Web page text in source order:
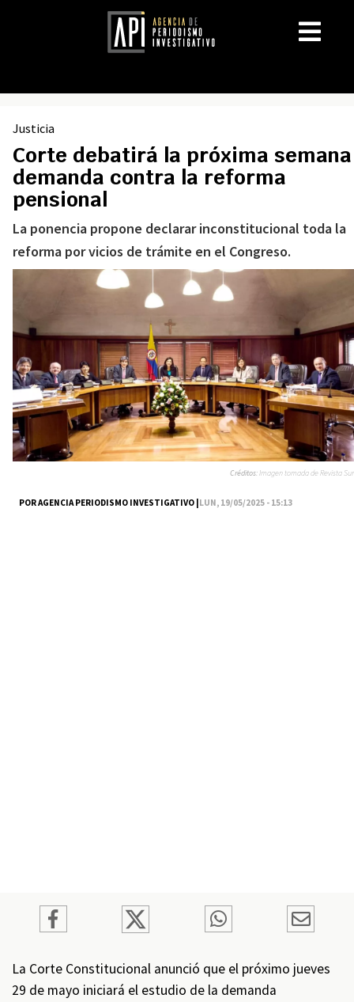
Justicia
Corte debatirá la próxima semana
demanda contra la reforma
pensional
La ponencia propone declarar inconstitucional toda la
reforma por vicios de trámite en el Congreso.
POR AGENCIA PERIODISMO INVESTIGATIVO |LUN, 19/05/2025 - 15:13
Créditos:Imagen tomada de Revista Sur
La Corte Constitucional anunció que el próximo jueves
29 de mayo iniciará el estudio de la demanda